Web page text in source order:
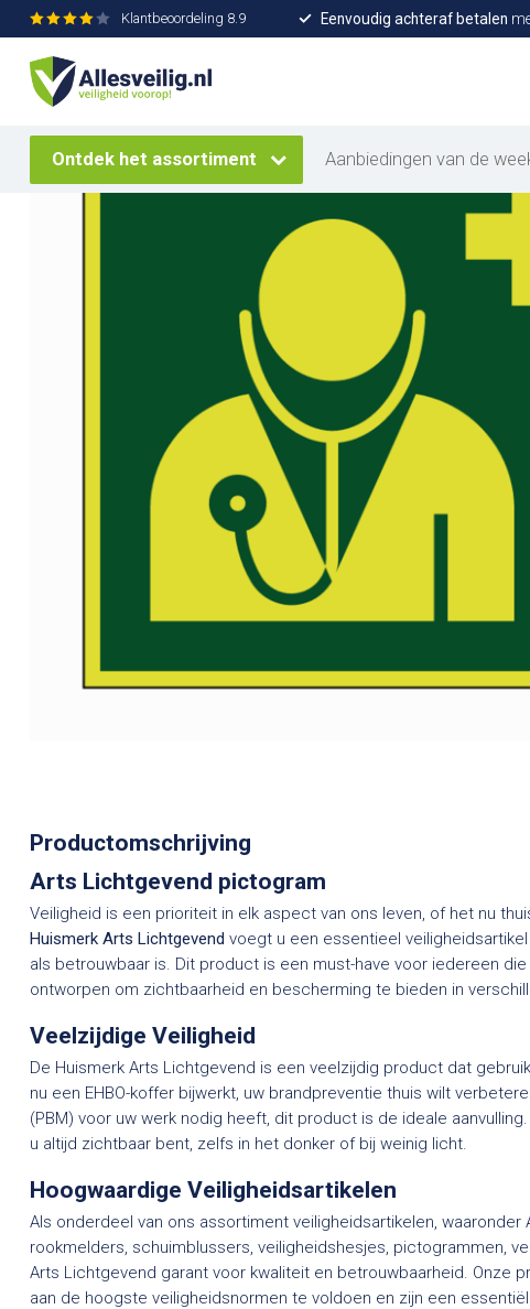
Klantbeoordeling 8.9 Eenvoudig achteraf betalen
Ontdek het assortiment Aanbiedingen van de
Home / Arts lichtgevend pictogram
Productomschrijving
Arts Lichtgevend pictogram
Veiligheid is een prioriteit in elk aspect van ons leven, of het nu
Huismerk Arts Lichtgevend voegt u een essentieel
als betrouwbaar is. Dit product is een must-have voor iedereen
ontworpen om zichtbaarheid en bescherming te bieden in
Veelzijdige Veiligheid
De Huismerk Arts Lichtgevend is een veelzijdig product dat
nu een EHBO-koffer bijwerkt, uw brandpreventie thuis wilt
(PBM) voor uw werk nodig heeft, dit product is de ideale
u altijd zichtbaar bent, zelfs in het donker of bij weinig licht.
Hoogwaardige Veiligheidsartikelen
Als onderdeel van ons assortiment veiligheidsartikelen, waaronder
rookmelders, schuimblussers, veiligheidshesjes, pictogrammen,
Arts Lichtgevend garant voor kwaliteit en betrouwbaarheid. Onze
aan de hoogste veiligheidsnormen te voldoen en zijn een